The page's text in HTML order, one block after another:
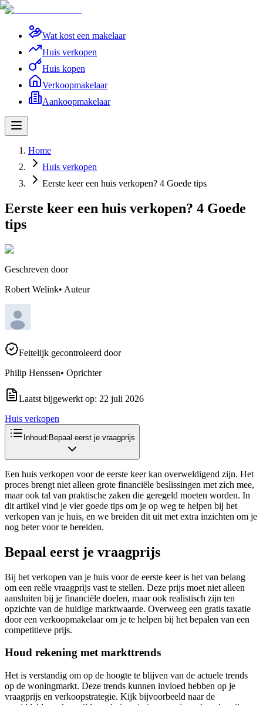
Wat kost een makelaar
Huis verkopen
Huis kopen
Verkoopmakelaar
Aankoopmakelaar
Home
Huis verkopen
Eerste keer een huis verkopen? 4 Goede tips
Eerste keer een huis verkopen? 4 Goede
tips
Geschreven door
Robert Welink• Auteur
Feitelijk gecontroleerd door
Philip Henssen• Oprichter
Laatst bijgewerkt op: 22 juli 2026
Huis verkopen
Inhoud: Bepaal eerst je vraagprijs
Een huis verkopen voor de eerste keer kan overweldigend zijn. Het
proces brengt niet alleen grote financiële beslissingen met zich mee,
maar ook tal van praktische zaken die geregeld moeten worden. In
dit artikel vind je vier goede tips om je op weg te helpen bij het
verkopen van je huis, en we breiden dit uit met extra inzichten om je
nog beter voor te bereiden.
Bepaal eerst je vraagprijs
Bij het verkopen van je huis voor de eerste keer is het van belang
om een reële vraagprijs vast te stellen. Deze prijs moet niet alleen
aansluiten bij je financiële doelen, maar ook realistisch zijn ten
opzichte van de huidige marktwaarde. Overweeg een gratis taxatie
door een verkoopmakelaar om je te helpen bij het bepalen van een
competitieve prijs.
Houd rekening met markttrends
Het is verstandig om op de hoogte te blijven van de actuele trends
op de woningmarkt. Deze trends kunnen invloed hebben op je
vraagprijs en verkoopstrategie. Kijk bijvoorbeeld naar de